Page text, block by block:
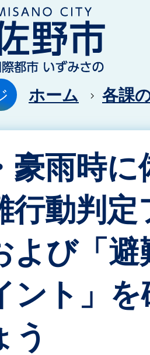
ホーム 各課
豪雨時に
行動判
よび「避
ント」を
う